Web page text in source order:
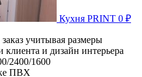
Кухня PRINT 0 ₽
учитывая размеры
и дизайн интерьера
2400/1600
ПВХ